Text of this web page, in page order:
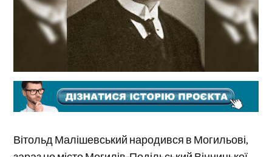
Вітольд Малішевський народився в Могильові,